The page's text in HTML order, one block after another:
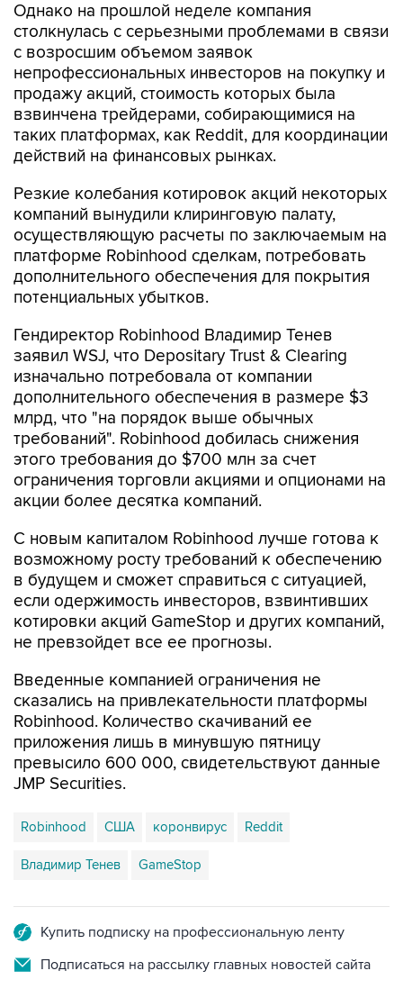
Однако на прошлой неделе компания
столкнулась с серьезными проблемами в связи
с возросшим объемом заявок
непрофессиональных инвесторов на покупку и
продажу акций, стоимость которых была
взвинчена трейдерами, собирающимися на
таких платформах, как Reddit, для координации
действий на финансовых рынках.
Резкие колебания котировок акций некоторых
компаний вынудили клиринговую палату,
осуществляющую расчеты по заключаемым на
платформе Robinhood сделкам, потребовать
дополнительного обеспечения для покрытия
потенциальных убытков.
Гендиректор Robinhood Владимир Тенев
заявил WSJ, что Depositary Trust & Clearing
изначально потребовала от компании
дополнительного обеспечения в размере $3
млрд, что "на порядок выше обычных
требований". Robinhood добилась снижения
этого требования до $700 млн за счет
ограничения торговли акциями и опционами на
акции более десятка компаний.
С новым капиталом Robinhood лучше готова к
возможному росту требований к обеспечению
в будущем и сможет справиться с ситуацией,
если одержимость инвесторов, взвинтивших
котировки акций GameStop и других компаний,
не превзойдет все ее прогнозы.
Введенные компанией ограничения не
сказались на привлекательности платформы
Robinhood. Количество скачиваний ее
приложения лишь в минувшую пятницу
превысило 600 000, свидетельствуют данные
JMP Securities.
Robinhood США коронвирус Reddit
Владимир Тенев GameStop
Купить подписку на профессиональную ленту
Подписаться на рассылку главных новостей сайта